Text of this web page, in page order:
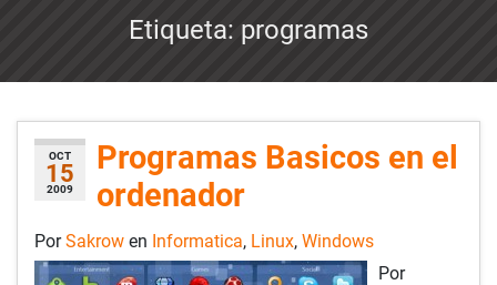
Etiqueta: programas
OCT
15
2009
Programas Basicos en el
ordenador
PorSakrow en Informatica, Linux, Windows
Por